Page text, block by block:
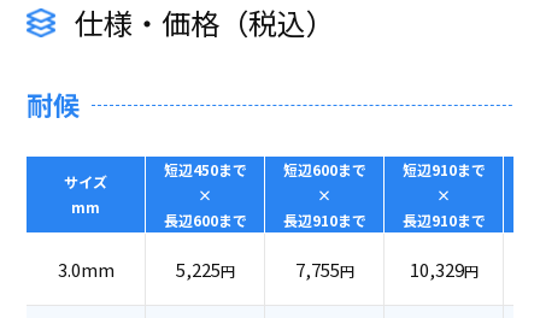
仕様・価格（税込）
耐候
サイズ
mm
短辺450まで
×
長辺600まで
短辺600まで
×
長辺910まで
短辺910まで
×
長辺910まで
3.0mm 5,225円 7,755円 10,329円